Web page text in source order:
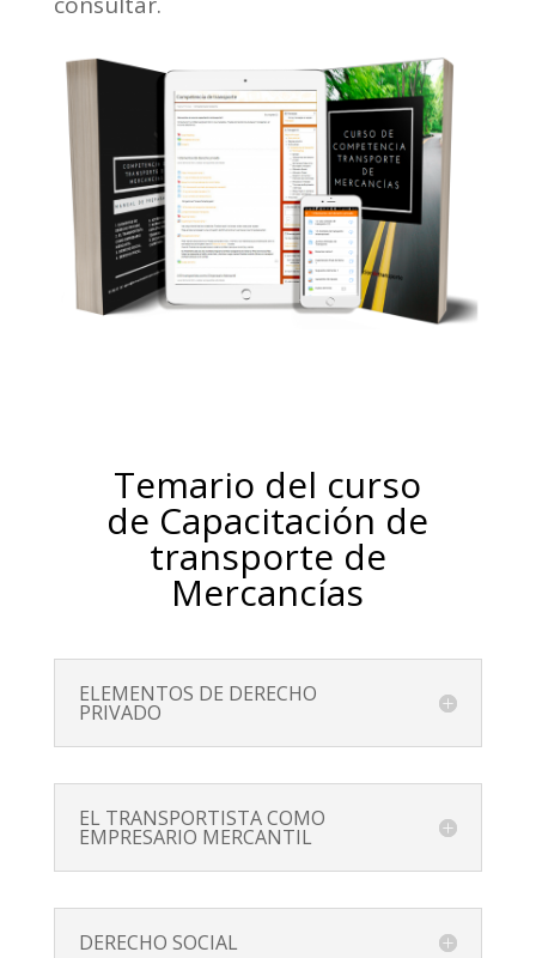
Temario del curso
de Capacitación de
transporte de
Mercancías
ELEMENTOS DE DERECHO
PRIVADO
EL TRANSPORTISTA COMO
EMPRESARIO MERCANTIL
DERECHO SOCIAL